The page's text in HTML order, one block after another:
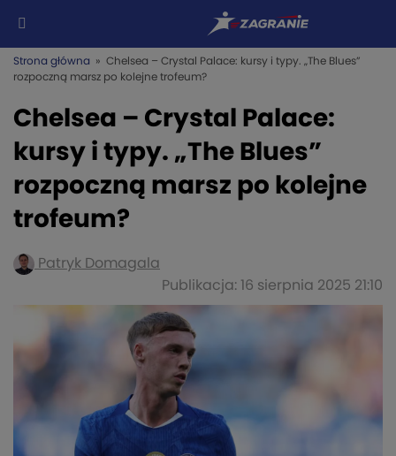
Strona główna » Chelsea – Crystal Palace: kursy i typy. „The Blues”
rozpoczną marsz po kolejne trofeum?
Chelsea – Crystal Palace:
kursy i typy. „The Blues”
rozpoczną marsz po kolejne
trofeum?
Patryk Domagala
Publikacja: 16 sierpnia 2025 21:10